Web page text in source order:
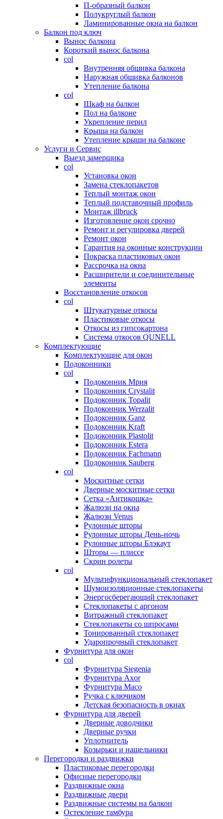
П-образный балкон
Полукруглый балкон
Ламинированные окна на балкон
Балкон под ключ
Вынос балкона
Короткий вынос балкона
col
Внутренняя обшивка балкона
Наружная обшивка балконов
Утепление балкона
col
Шкаф на балкон
Пол на балконе
Укрепление перил
Крыша на балкон
Утепление крыши на балконе
Услуги и Сервис
Выезд замерщика
col
Установка окон
Замена стеклопакетов
Теплый монтаж окон
Теплый подставочный профиль
Монтаж illbruck
Изготовление окон срочно
Ремонт и регулировка дверей
Ремонт окон
Гарантия на оконные конструкции
Покраска пластиковых окон
Рассрочка на окна
Расширители и соединительные
элементы
Восстановление откосов
col
Штукатурные откосы
Пластиковые откосы
Откосы из гипсокартона
Система откосов QUNELL
Комплектующие
Комплектующие для окон
Подоконники
col
Подоконник Мрия
Подоконник Crystalit
Подоконник Topalit
Подоконник Werzalit
Подоконник Ganz
Подоконник Kraft
Подоконник Plastolit
Подоконник Estera
Подоконник Fachmann
Подоконник Sauberg
col
Москитные сетки
Дверные москитные сетки
Сетка «Антикошка»
Жалюзи на окна
Жалюзи Venus
Рулонные шторы
Рулонные шторы День-ночь
Рулонные шторы Блэкаут
Шторы — плиссе
Скрин ролеты
col
Мультифункциональный стеклопакет
Шумоизоляционные стеклопакеты
Энергосберегающий стеклопакет
Стеклопакеты с аргоном
Витражный стеклопакет
Стеклопакеты со шпросами
Тонированный стеклопакет
Ударопрочный стеклопакет
Фурнитура для окон
col
Фурнитура Siegenia
Фурнитура Axor
Фурнитура Maco
Ручка с ключиком
Детская безопасность в окнах
Фурнитура для дверей
Дверные доводчики
Дверные ручки
Уплотнитель
Козырьки и нащельники
Перегородки и раздвижки
Пластиковые перегородки
Офисные перегородки
Раздвижные окна
Раздвижные двери
Раздвижные системы на балкон
Остекление тамбура